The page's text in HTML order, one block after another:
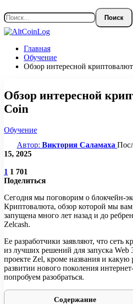
Главная
Обучение
Обзор интересной
Обзор интересной
Coin
Обучение
Автор: Виктория Саламаха
15, 2025
1 1 701
Поделиться
Сегодня мы поговорим о блокчейн-
Криптовалюта, обзор которой мы
запущена много лет назад и до
Zelcash.
Ее разработчики заявляют, что сеть
из лучших решений для запуска Web
проекте Zel, кроме названия и какую
развитии нового поколения
попробуем разобраться.
Содержание